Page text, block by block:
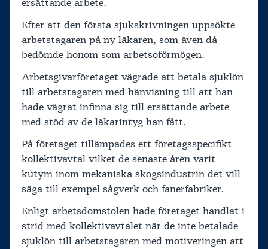
ersättande arbete.
Efter att den första sjukskrivningen uppsökte
arbetstagaren på ny läkaren, som även då
bedömde honom som arbetsoförmögen.
Arbetsgivarföretaget vägrade att betala sjuklön
till arbetstagaren med hänvisning till att han
hade vägrat infinna sig till ersättande arbete
med stöd av de läkarintyg han fått.
På företaget tillämpades ett företagsspecifikt
kollektivavtal vilket de senaste åren varit
kutym inom mekaniska skogsindustrin det vill
säga till exempel sågverk och fanerfabriker.
Enligt arbetsdomstolen hade företaget handlat i
strid med kollektivavtalet när de inte betalade
sjuklön till arbetstagaren med motiveringen att